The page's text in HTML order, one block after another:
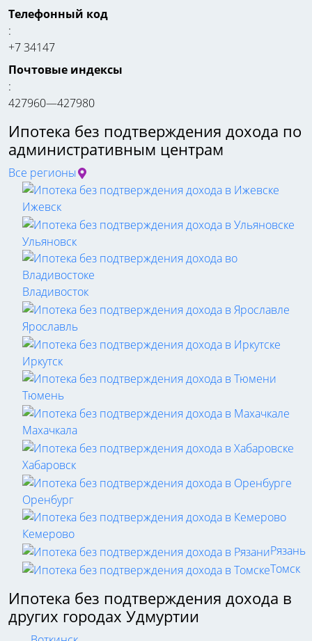
Телефонный код
:
+7 34147
Почтовые индексы
:
427960—427980
Ипотека без подтверждения дохода по
административным центрам
Все регионы
Ижевск
Ульяновск
Владивосток
Ярославль
Иркутск
Тюмень
Махачкала
Хабаровск
Оренбург
Кемерово
Рязань
Томск
Ипотека без подтверждения дохода в
других городах Удмуртии